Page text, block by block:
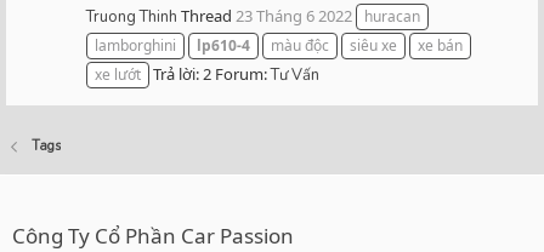
Truong Thinh Thread 23 Tháng 6 2022
huracan
lamborghini
lp610-4 màu độc siêu xe
xe bán
xe lướt Trả lời: 2 Forum:Tư Vấn
Tags
Công Ty Cổ Phần Car Passion